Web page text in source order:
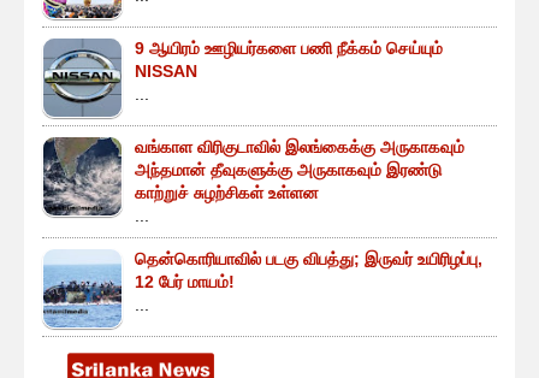
9 ஆயிரம் ஊழியர்களை பணி நீக்கம் செய்யும்
NISSAN
...
வங்காள விரிகுடாவில் இலங்கைக்கு அருகாகவும்
அந்தமான் தீவுகளுக்கு அருகாகவும் இரண்டு
காற்றுச் சுழற்சிகள் உள்ளன
...
தென்கொரியாவில் படகு விபத்து; இருவர் உயிரிழப்பு,
12 பேர் மாயம்!
...